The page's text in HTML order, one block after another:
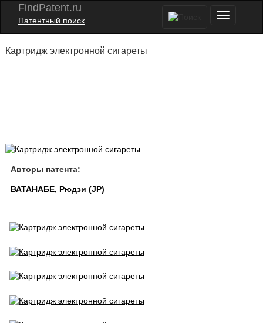
FindPatent.ru
Патентный поиск
Картридж электронной сигареты
Авторы патента:
ВАТАНАБЕ, Рюдзи (JP)